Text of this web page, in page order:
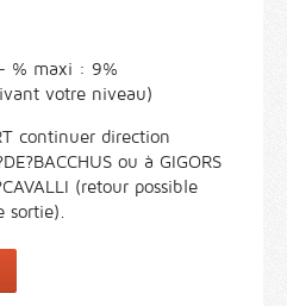
% maxi : 9%
votre niveau)
continuer direction
ou à GIGORS
(retour possible
sortie).